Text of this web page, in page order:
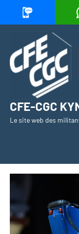
contenu
CFE-CGC
Le site web des